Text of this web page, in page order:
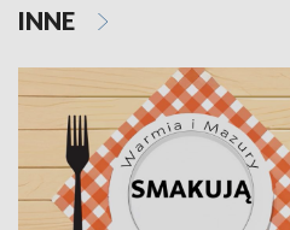
INNE